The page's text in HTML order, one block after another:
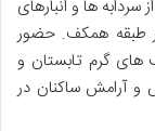
ها و انبارهای
طبقه همکف. حضور
های گرم تابستان و
و آرامش ساکنان در